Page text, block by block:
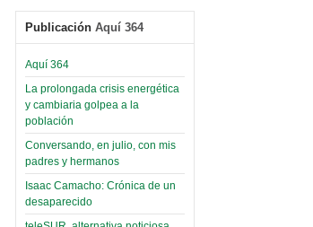
certificados por apoyo al
Séptimo Encuentro de
Sábado, 14 Octubre 2023
Leer Más...
Trabajo Social de la UMSA
volverá a las urnas para elegir a
su directora
Sábado, 14 Octubre 2023
Leer Más...
Candidatos del MAS se
y esconder la
mano
El Infamatorio
Jueves, 10 Diciembre 2020
Read more...
Infierno Covid
parte VI:
Gabinete de
Áñez se atribuye
construcción de
Publicación Aquí 364
Aquí 364
La prolongada crisis energética
y cambiaria golpea a la
población
Conversando, en julio, con mis
padres y hermanos
Isaac Camacho: Crónica de un
desaparecido